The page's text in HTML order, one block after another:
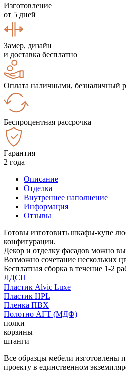
Изготовление
от 5 дней
Замер, дизайн
и доставка бесплатно
Оплата наличными, безналичный
Беспроцентная рассрочка
Гарантия
2 года
Описание
Отделка
Внутреннее наполнение
Информация
Отзывы
Готовы изготовить шкафы-купе
конфигурации.
Декор и отделку фасадов можно
Возможно сочетание нескольких
Бесплатная сборка в течение 1-2
ЛДСП
Пластик Alvic Luxe
Пластик HPL
Пленка ПВХ
Полотно АГТ (МДФ)
полки
корзины
штанги
Все образцы мебели изготовлены
проекту в единственном